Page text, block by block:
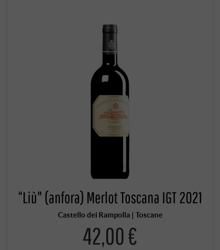
“Liù" (anfora) Merlot Toscana IGT 2021
Castello dei Rampolla | Toscane
42,00 €